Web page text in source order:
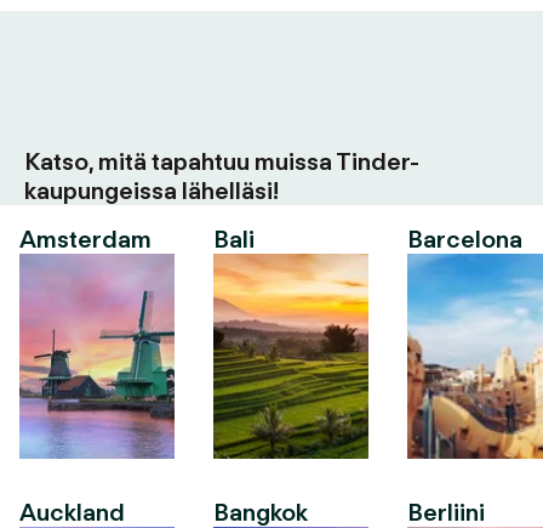
Katso, mitä tapahtuu muissa Tinder-
kaupungeissa lähelläsi!
Amsterdam
Auckland
Bali
Bangkok
Barcelona
Berliini